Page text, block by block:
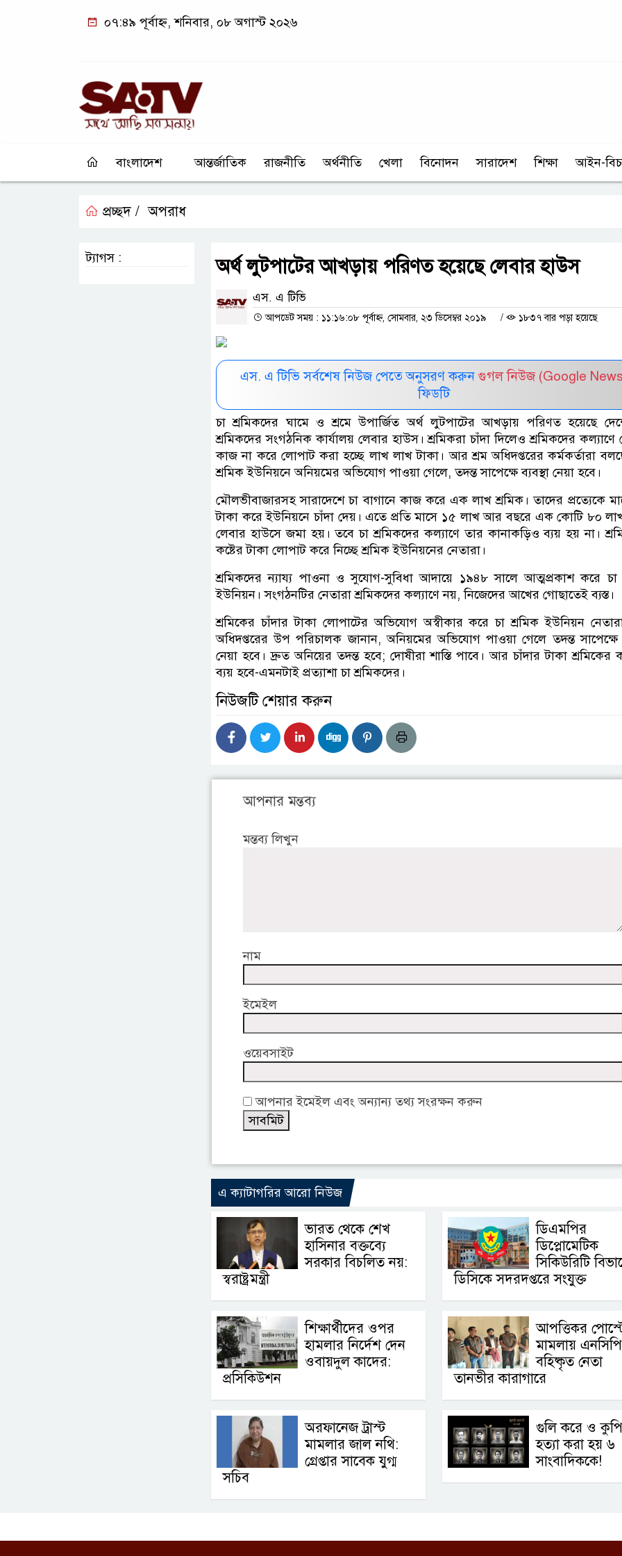
০৭:৪৯ পূর্বাহ্ন, শনিবার, ০৮ অগাস্ট ২০২৬
বাংলাদেশ আন্তর্জাতিক রাজনীতি অর্থনীতি খেলা বিনোদন সারাদেশ শিক্ষা আইন-
প্রচ্ছদ / অপরাধ
অর্থ লুটপাটের আখড়ায় পরিণত হয়েছে লেবার হাউস
এস. এ টিভি
আপডেট সময় : ১১:১৬:০৮ পূর্বাহ্ন, সোমবার, ২৩ ডিসেম্বর ২০১৯ / ১৮৩৭ বার পড়া হয়েছে
এস. এ টিভি সর্বশেষ নিউজ পেতে অনুসরণ করুন গুগল নিউজ (Google
ফিডটি
চা শ্রমিকদের ঘামে ও শ্রমে উপার্জিত অর্থ লুটপাটের আখড়ায় পরিণত হয়েছে
শ্রমিকদের সংগঠনিক কার্যালয় লেবার হাউস। শ্রমিকরা চাঁদা দিলেও শ্রমিকদের
কাজ না করে লোপাট করা হচ্ছে লাখ লাখ টাকা। আর শ্রম অধিদপ্তরের কর্মকর্তারা
শ্রমিক ইউনিয়নে অনিয়মের অভিযোগ পাওয়া গেলে, তদন্ত সাপেক্ষে ব্যবস্থা নেয়া হবে।
মৌলভীবাজারসহ সারাদেশে চা বাগানে কাজ করে এক লাখ শ্রমিক। তাদের প্রত্যেকে
টাকা করে ইউনিয়নে চাঁদা দেয়। এতে প্রতি মাসে ১৫ লাখ আর বছরে এক কোটি ৮০
লেবার হাউসে জমা হয়। তবে চা শ্রমিকদের কল্যাণে তার কানাকড়িও ব্যয় হয় না।
কষ্টের টাকা লোপাট করে নিচ্ছে শ্রমিক ইউনিয়নের নেতারা।
শ্রমিকদের ন্যায্য পাওনা ও সুযোগ-সুবিধা আদায়ে ১৯৪৮ সালে আত্মপ্রকাশ করে চা
ইউনিয়ন। সংগঠনটির নেতারা শ্রমিকদের কল্যাণে নয়, নিজেদের আখের গোছাতেই ব্যস্ত।
শ্রমিকের চাঁদার টাকা লোপাটের অভিযোগ অস্বীকার করে চা শ্রমিক ইউনিয়ন
অধিদপ্তরের উপ পরিচালক জানান, অনিয়মের অভিযোগ পাওয়া গেলে তদন্ত সাপেক্ষে
নেয়া হবে। দ্রুত অনিয়ের তদন্ত হবে; দোষীরা শাস্তি পাবে। আর চাঁদার টাকা শ্রমিকের
ব্যয় হবে-এমনটাই প্রত্যাশা চা শ্রমিকদের।
নিউজটি শেয়ার করুন
আপনার মন্তব্য
মন্তব্য লিখুন
নাম
ইমেইল
ওয়েবসাইট
আপনার ইমেইল এবং অন্যান্য তথ্য সংরক্ষন করুন
এ ক্যাটাগরির আরো নিউজ
ভারত থেকে শেখ
হাসিনার বক্তব্যে
সরকার বিচলিত নয়:
স্বরাষ্ট্রমন্ত্রী
ডিএমপির
ডিপ্লোমেটিক
সিকিউরিটি
ডিসিকে সদরদপ্তরে সংযুক্ত
শিক্ষার্থীদের ওপর
হামলার নির্দেশ দেন
ওবায়দুল কাদের:
প্রসিকিউশন
আপত্তিকর
মামলায়
বহিষ্কৃত নেতা
তানভীর কারাগারে
অরফানেজ ট্রাস্ট
মামলার জাল নথি:
গ্রেপ্তার সাবেক যুগ্ম
সচিব
গুলি করে ও
হত্যা করা হয় ৬
সাংবাদিককে!
ট্যাগস :